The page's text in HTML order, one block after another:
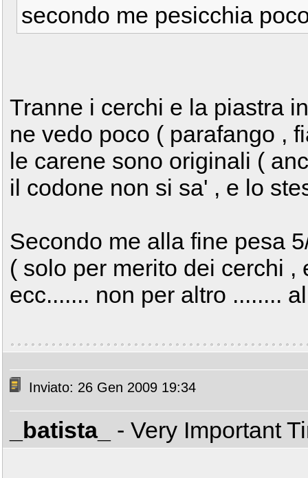
secondo me pesicchia
Tranne i cerchi e la piastra
ne vedo poco ( parafango ,
le carene sono originali (
il codone non si sa' , e lo
Secondo me alla fine pesa
( solo per merito dei cerchi ,
ecc....... non per altro ........
Inviato: 26 Gen 2009 19:34
_batista_ - Very Important